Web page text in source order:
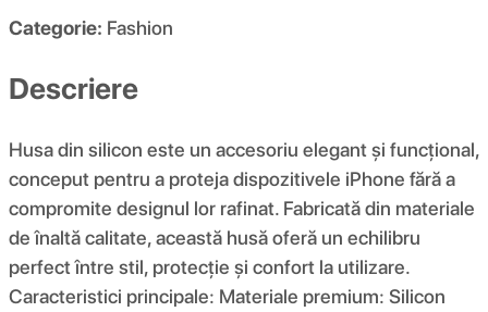
Categorie: Fashion
Descriere
Husa din silicon este un accesoriu elegant și funcțional,
conceput pentru a proteja dispozitivele iPhone fără a
compromite designul lor rafinat. Fabricată din materiale
de înaltă calitate, această husă oferă un echilibru
perfect între stil, protecție și confort la utilizare.
Caracteristici principale: Materiale premium: Silicon